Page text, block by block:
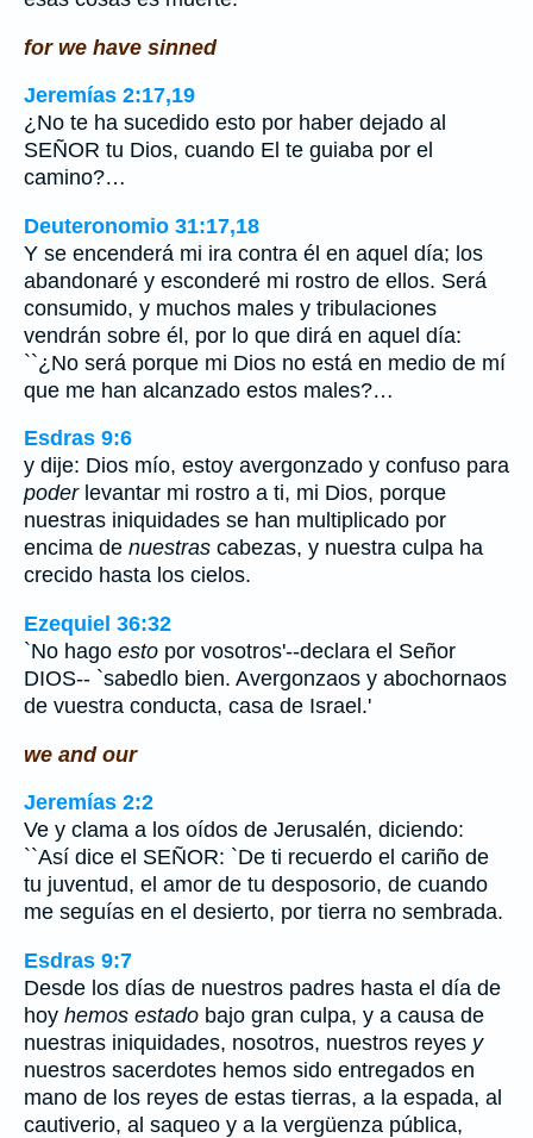
for we have sinned
Jeremías 2:17,19
¿No te ha sucedido esto por haber dejado al
SEÑOR tu Dios, cuando El te guiaba por el
camino?…
Deuteronomio 31:17,18
Y se encenderá mi ira contra él en aquel día; los
abandonaré y esconderé mi rostro de ellos. Será
consumido, y muchos males y tribulaciones
vendrán sobre él, por lo que dirá en aquel día:
``¿No será porque mi Dios no está en medio de mí
que me han alcanzado estos males?…
Esdras 9:6
y dije: Dios mío, estoy avergonzado y confuso para
poderlevantar mi rostro a ti, mi Dios, porque
nuestras iniquidades se han multiplicado por
encima de nuestras cabezas, y nuestra culpa ha
crecido hasta los cielos.
Ezequiel 36:32
`No hago esto por vosotros'--declara el Señor
DIOS-- `sabedlo bien. Avergonzaos y abochornaos
de vuestra conducta, casa de Israel.'
we and our
Jeremías 2:2
Ve y clama a los oídos de Jerusalén, diciendo:
``Así dice el SEÑOR: `De ti recuerdo el cariño de
tu juventud, el amor de tu desposorio, de cuando
me seguías en el desierto, por tierra no sembrada.
Esdras 9:7
Desde los días de nuestros padres hasta el día de
hoy hemos estado bajo gran culpa, y a causa de
nuestras iniquidades, nosotros, nuestros reyes y
nuestros sacerdotes hemos sido entregados en
mano de los reyes de estas tierras, a la espada, al
cautiverio, al saqueo y a la vergüenza pública,